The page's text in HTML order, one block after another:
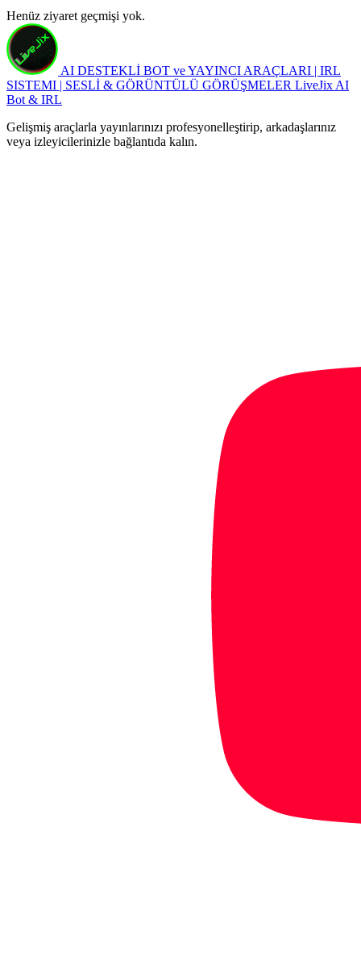
Henüz ziyaret geçmişi yok.
AI DESTEKLİ BOT ve YAYINCI ARAÇLARI | IRL
SISTEMI | SESLİ & GÖRÜNTÜLÜ GÖRÜŞMELER LiveJix AI
Bot & IRL
Gelişmiş araçlarla yayınlarınızı profesyonelleştirip, arkadaşlarınız
veya izleyicilerinizle bağlantıda kalın.